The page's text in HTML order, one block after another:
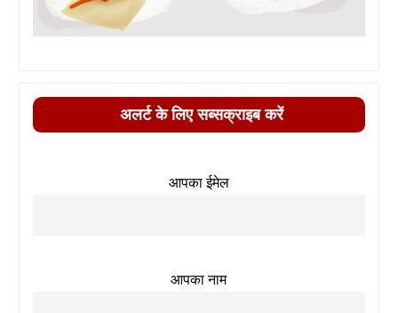
अलर्ट के लिए सब्सक्राइब करें
आपका ईमेल
आपका नाम